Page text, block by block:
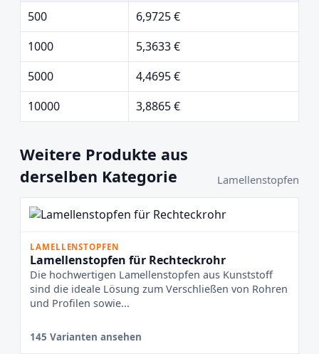
500
6,9725 €
1000
5,3633 €
5000
4,4695 €
10000
3,8865 €
Weitere Produkte aus
derselben Kategorie
Lamellenstopfen
LAMELLENSTOPFEN
Lamellenstopfen für Rechteckrohr
Die hochwertigen Lamellenstopfen aus Kunststoff
sind die ideale Lösung zum Verschließen von Rohren
und Profilen sowie...
145 Varianten ansehen